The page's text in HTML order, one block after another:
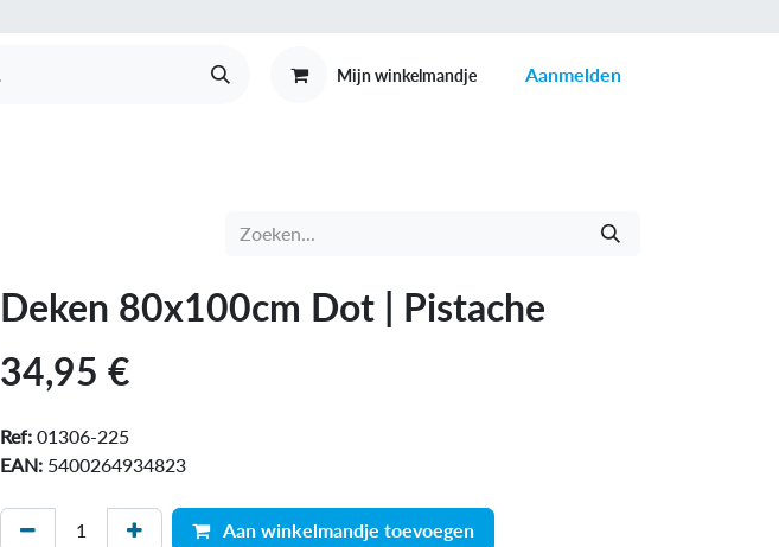
Mijn winkelmandje Aanmelden
Deken 80x100cm Dot | Pistache
34,95 €
Ref: 01306-225
EAN: 5400264934823
Aan winkelmandje toevoegen